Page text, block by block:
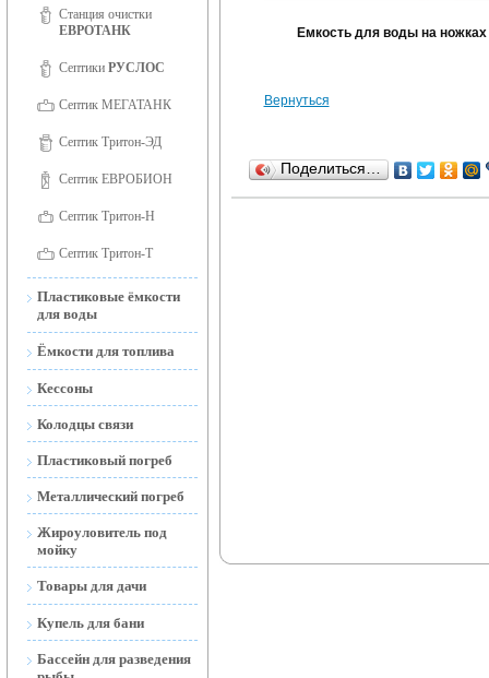
Станция очистки
ЕВРОТАНК
Септики РУСЛОС
Септик МЕГАТАНК
Септик Тритон-ЭД
Септик ЕВРОБИОН
Септик Тритон-Н
Септик Тритон-Т
Пластиковые ёмкости
для воды
наземные
Ёмкости для воды
(Тритон-Н)
Ёмкости для топлива
наземные и подземные
Мобильные АЗС
Кессоны
Колодцы связи
Пластиковый погреб
Металлический погреб
Жироуловитель под
мойку
Товары для дачи
Торфяной Биотуалет
Дренажные и фекальные
насосы
Купель для бани
Бассейн для разведения
Емкость для воды на ножках
Вернуться
Поделиться…